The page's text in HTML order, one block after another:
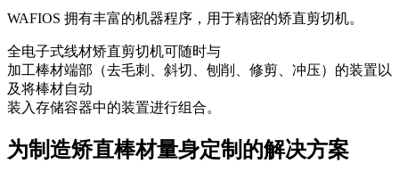
WAFIOS 拥有丰富的机器程序，用于精密的矫直剪切机。
全电子式线材矫直剪切机可随时与
加工棒材端部（去毛刺、斜切、刨削、修剪、冲压）的装置以
及将棒材自动
装入存储容器中的装置进行组合。
为制造矫直棒材量身定制的解决方案